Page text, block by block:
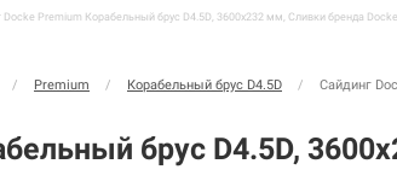
Docke Premium Корабельный брус D4.5D, 3600х232 мм, Сливки бренда
/ Premium / Корабельный брус D4.5D / Сайдинг
брус D4.5D,